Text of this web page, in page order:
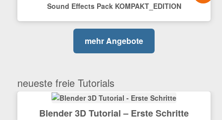
Sound Effects Pack KOMPAKT_EDITION
mehr Angebote
neueste freie Tutorials
Blender 3D Tutorial – Erste Schritte